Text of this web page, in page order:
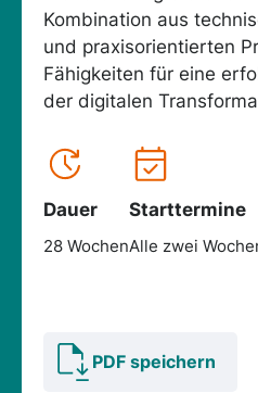
Kombination aus
und praxisorientierten
Fähigkeiten für eine
der digitalen
Dauer
28 Wochen
Starttermine
Alle zwei
PDF speichern